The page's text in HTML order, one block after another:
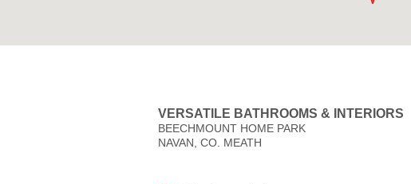
VERSATILE BATHROOMS & INTERIORS
BEECHMOUNT HOME PARK
NAVAN, CO. MEATH